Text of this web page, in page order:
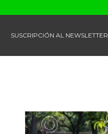
SUSCRIPCIÓN AL NEWSLETTER